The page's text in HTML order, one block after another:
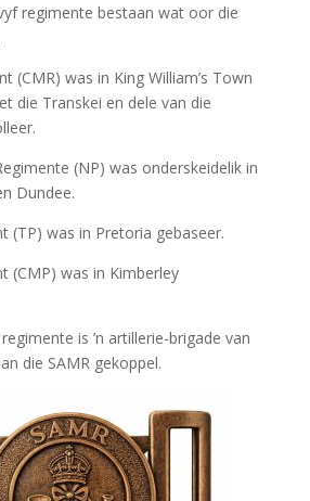
regimente bestaan wat oor die
(CMR) was in King William’s Town
die Transkei en dele van die
(NP) was onderskeidelik in
Dundee.
(TP) was in Pretoria gebaseer.
(CMP) was in Kimberley
is ’n artillerie-brigade van
die SAMR gekoppel.